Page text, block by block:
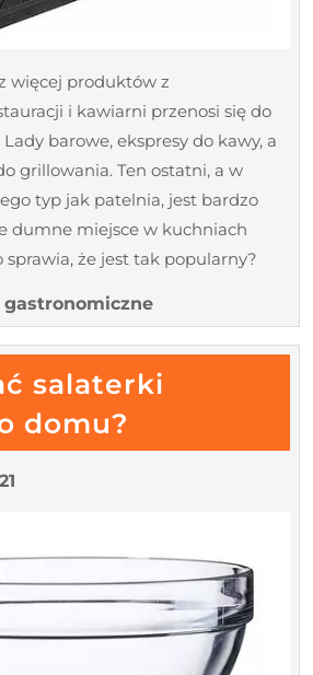
więcej produktów z
i kawiarni przenosi się do
barowe, ekspresy do kawy, a
grillowania. Ten ostatni, a w
typ jak patelnia, jest bardzo
dumne miejsce w kuchniach
sprawia, że jest tak popularny?
salaterki
domu?
wybrać
do
domu?